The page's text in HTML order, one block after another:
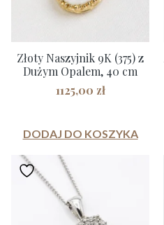
Złoty Naszyjnik 9K (375) z
Dużym Opalem, 40 cm
1125,00 zł
DODAJ DO KOSZYKA